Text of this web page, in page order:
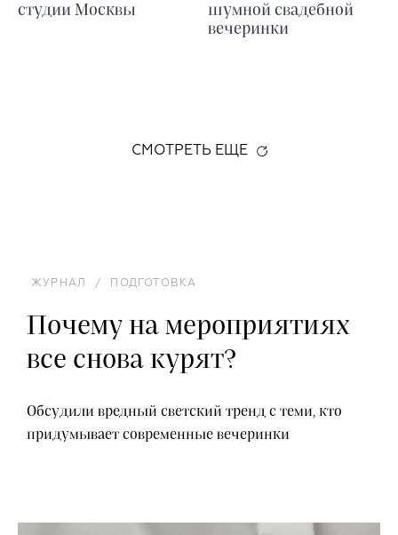
студии Москвы
шумной свадебной
вечеринки
СМОТРЕТЬ ЕЩЕ
ЖУРНАЛ / ПОДГОТОВКА
Почему на мероприятиях
все снова курят?
Обсудили вредный светский тренд с теми, кто
придумывает современные вечеринки